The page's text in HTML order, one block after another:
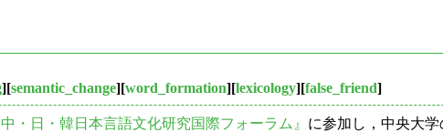
][semantic_change][word_formation][lexicology][false_friend]
・日・韓日本言語文化研究国際フォーラム』 に参加し，中央大